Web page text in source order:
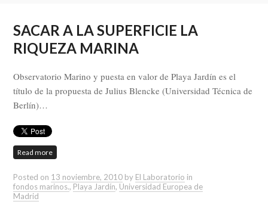
SACAR A LA SUPERFICIE LA
RIQUEZA MARINA
Observatorio Marino y puesta en valor de Playa Jardín es el
título de la propuesta de Julius Blencke (Universidad Técnica de
Berlín)…
Read more
Posted on 13 noviembre, 2010 by El Laboratorio in
fondos marinos., Playa Jardín, Universidad Europea de
Madrid